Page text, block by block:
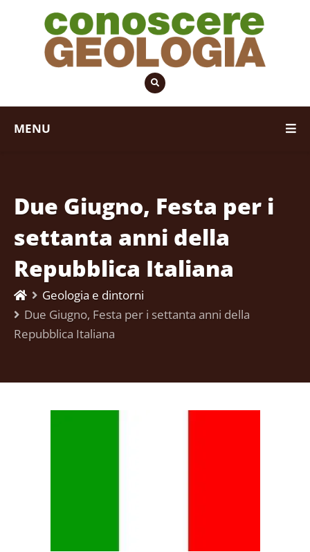
MENU
Due Giugno, Festa per i
settanta anni della
Repubblica Italiana
Geologia e dintorni
Due Giugno, Festa per i settanta anni della
Repubblica Italiana